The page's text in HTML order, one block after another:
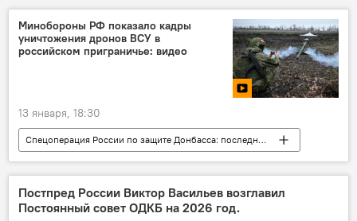
Минобороны РФ показало кадры
уничтожения дронов ВСУ в
российском приграничье: видео
13 января, 18:30
Спецоперация России по защите Донбасса: последние новости
Россия
Армия и вооружение
Постпред России Виктор Васильев возглавил
Постоянный совет ОДКБ на 2026 год.